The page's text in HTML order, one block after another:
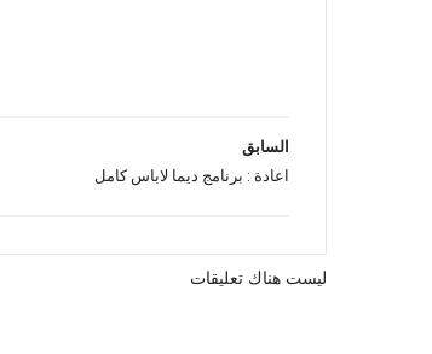
السابق
اعادة : برنامج ديما لاباس كامل
ليست هناك تعليقات